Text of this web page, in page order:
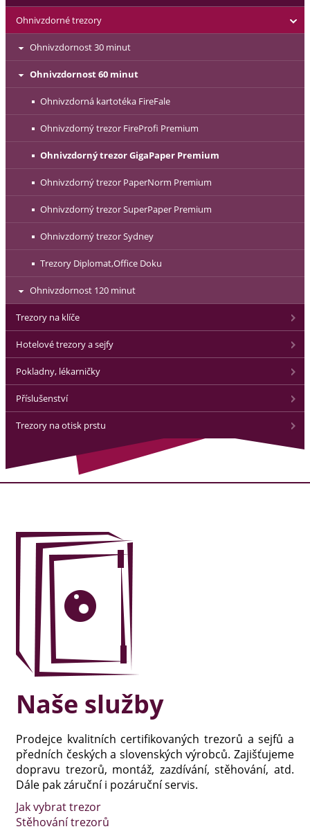
Ohnivzdorné trezory
Ohnivzdornost 30 minut
Ohnivzdornost 60 minut
Ohnivzdorná kartotéka FireFale
Ohnivzdorný trezor FireProfi Premium
Ohnivzdorný trezor GigaPaper Premium
Ohnivzdorný trezor PaperNorm Premium
Ohnivzdorný trezor SuperPaper Premium
Ohnivzdorný trezor Sydney
Trezory Diplomat,Office Doku
Ohnivzdornost 120 minut
Trezory na klíče
Hotelové trezory a sejfy
Pokladny, lékarničky
Příslušenství
Trezory na otisk prstu
Naše služby
Prodejce kvalitních certifikovaných trezorů a sejfů a
předních českých a slovenských výrobců. Zajišťujeme
dopravu trezorů, montáž, zazdívání, stěhování, atd.
Dále pak záruční i pozáruční servis.
Jak vybrat trezor
Stěhování trezorů